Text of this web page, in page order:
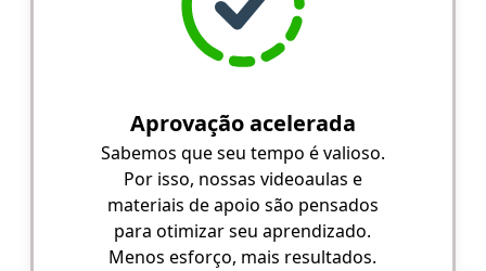
Aprovação acelerada
Sabemos que seu tempo é valioso.
Por isso, nossas videoaulas e
materiais de apoio são pensados
para otimizar seu aprendizado.
Menos esforço, mais resultados.